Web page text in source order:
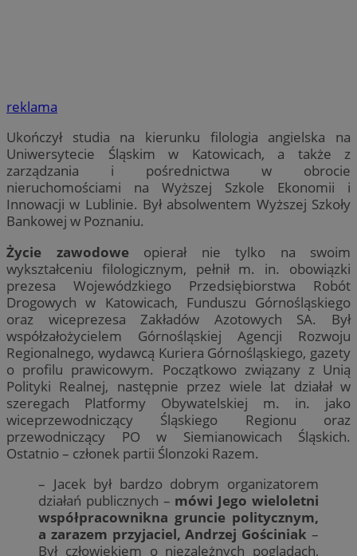
reklama
Ukończył studia na kierunku filologia angielska na
Uniwersytecie Śląskim w Katowicach, a także z
zarządzania i pośrednictwa w obrocie
nieruchomościami na Wyższej Szkole Ekonomii i
Innowacji w Lublinie. Był absolwentem Wyższej Szkoły
Bankowej w Poznaniu.
Życie zawodoweopierał nie tylko na swoim
wykształceniu filologicznym, pełnił m. in. obowiązki
prezesa Wojewódzkiego Przedsiębiorstwa Robót
Drogowych w Katowicach, Funduszu Górnośląskiego
oraz wiceprezesa Zakładów Azotowych SA. Był
współzałożycielem Górnośląskiej Agencji Rozwoju
Regionalnego, wydawcą Kuriera Górnośląskiego, gazety
o profilu prawicowym. Początkowo związany z Unią
Polityki Realnej, następnie przez wiele lat działał w
szeregach Platformy Obywatelskiej m. in. jako
wiceprzewodniczący Śląskiego Regionu oraz
przewodniczący PO w Siemianowicach Śląskich.
Ostatnio – członek partii Ślonzoki Razem.
– Jacek był bardzo dobrym organizatorem
działań publicznych – mówi Jego wieloletni
współpracownikna gruncie politycznym,
a zarazem przyjaciel, Andrzej Gościniak –
Był człowiekiem o niezależnych poglądach,